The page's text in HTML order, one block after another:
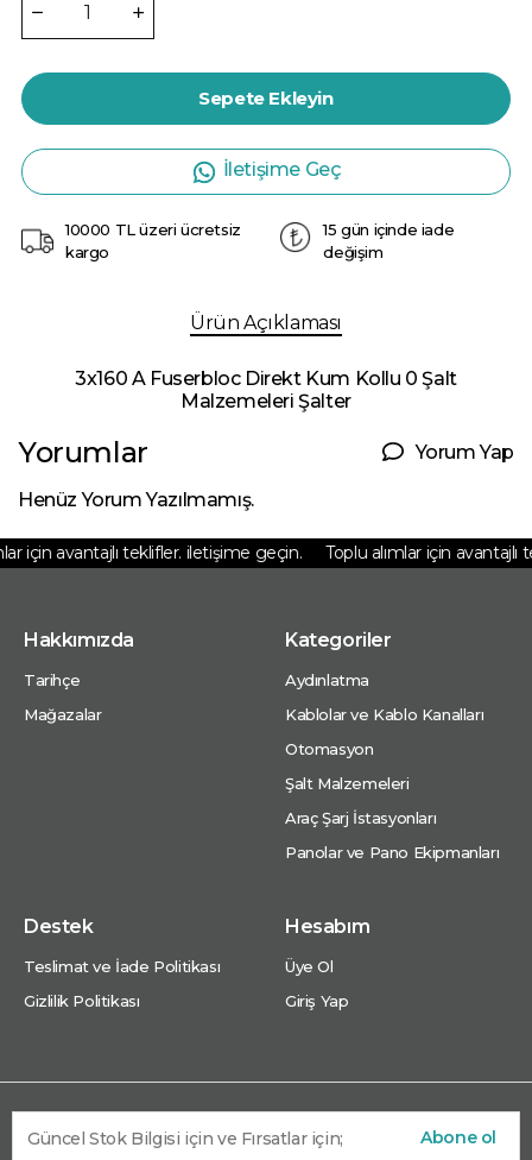
Sepete Ekleyin
İletişime Geç
10000 TL üzeri ücretsiz
kargo
15 gün içinde iade
değişim
Ürün Açıklaması
3x160 A Fuserbloc Direkt Kum Kollu 0 Şalt
Malzemeleri Şalter
Yorumlar Yorum Yap
Henüz Yorum Yazılmamış.
için avantajlı teklifler. iletişime geçin. Toplu alımlar için avantajlı
Hakkımızda
Tarihçe
Mağazalar
Kategoriler
Aydınlatma
Kablolar ve Kablo Kanalları
Otomasyon
Şalt Malzemeleri
Araç Şarj İstasyonları
Panolar ve Pano Ekipmanları
Destek
Teslimat ve İade Politikası
Gizlilik Politikası
Hesabım
Üye Ol
Giriş Yap
Abone ol